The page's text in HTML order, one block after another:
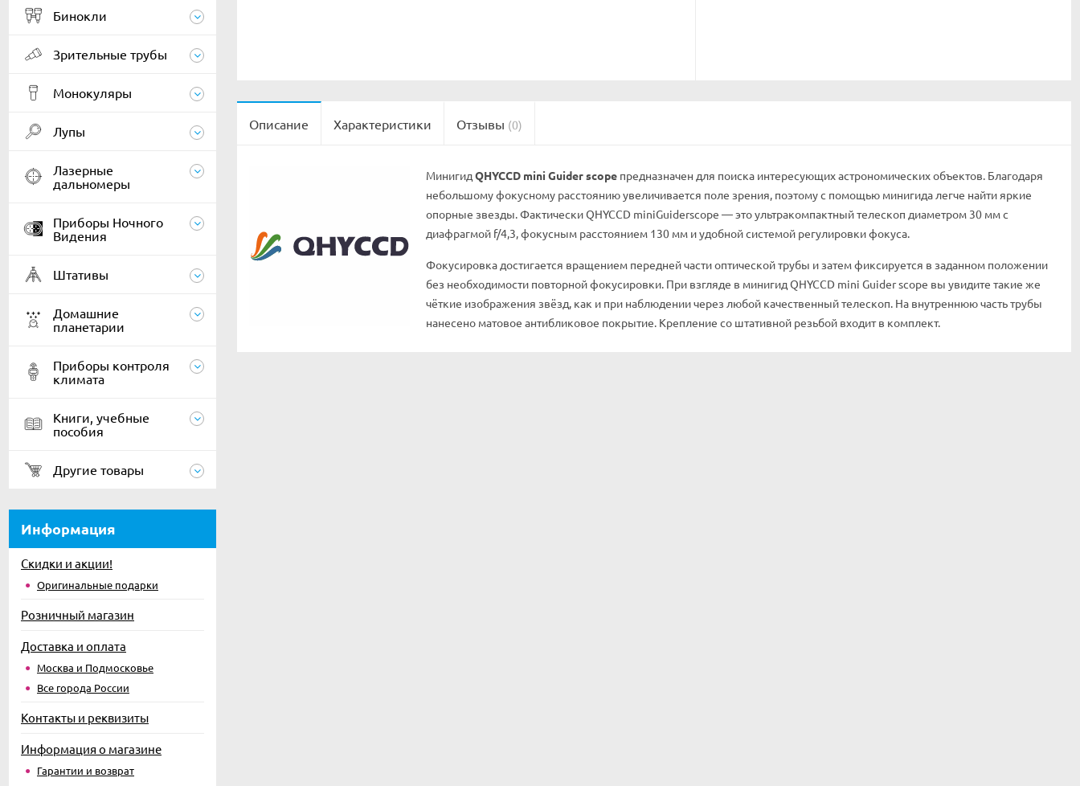
Бинокли
Зрительные трубы
Монокуляры
Лупы
Лазерные
дальномеры
Приборы Ночного
Видения
Штативы
Домашние
планетарии
Приборы контроля
климата
Книги, учебные
пособия
Другие товары
Информация
Скидки и акции!
Оригинальные подарки
Розничный магазин
Доставка и оплата
Москва и Подмосковье
Все города России
Контакты и реквизиты
Информация о магазине
Гарантии и возврат
Описание Характеристики Отзывы (0)
МинигидQHYCCD mini Guider scope предназначен для поиска интересующих астрономических объектов. Благодаря
небольшому фокусному расстоянию увеличивается поле зрения, поэтому с помощью минигида легче найти яркие
опорные звезды. Фактически QHYCCD miniGuiderscope — это ультракомпактный телескоп диаметром 30 мм с
диафрагмой f/4,3, фокусным расстоянием 130 мм и удобной системой регулировки фокуса.
Фокусировка достигается вращением передней части оптической трубы и затем фиксируется в заданном положении
без необходимости повторной фокусировки. При взгляде в минигид QHYCCD mini Guider scope вы увидите такие же
чёткие изображения звёзд, как и при наблюдении через любой качественный телескоп. На внутреннюю часть трубы
нанесено матовое антибликовое покрытие. Крепление со штативной резьбой входит в комплект.